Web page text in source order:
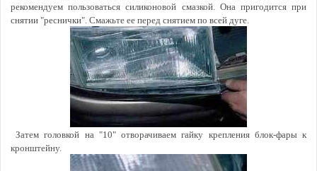
рекомендуем пользоваться силиконовой смазкой. Она пригодится при
снятии "реснички". Смажьте ее перед снятием по всей дуге.
Затем головкой на "10" отворачиваем гайку крепления блок-фары к
кронштейну.